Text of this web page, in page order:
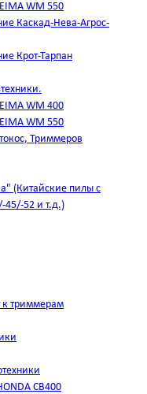
WM 550
Каскад-Нева-Агрос-
Крот-Тарпан
WM 400
WM 550
Триммеров
(Китайские пилы с
45/-52 и т.д.)
к триммерам
CB400